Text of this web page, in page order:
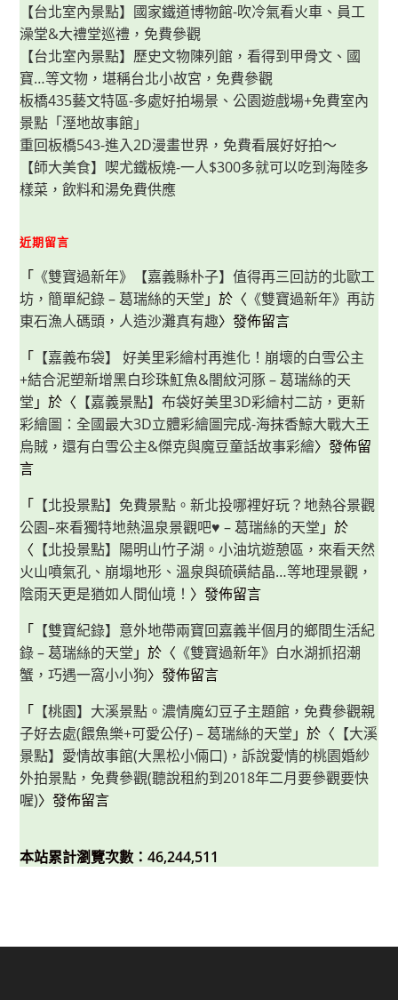
【台北室內景點】國家鐵道博物館-吹冷氣看火車、員工
澡堂&大禮堂巡禮，免費參觀
【台北室內景點】歷史文物陳列館，看得到甲骨文、國
寶…等文物，堪稱台北小故宮，免費參觀
板橋435藝文特區-多處好拍場景、公園遊戲場+免費室內
景點「溼地故事館」
重回板橋543-進入2D漫畫世界，免費看展好好拍～
【師大美食】喫尤鐵板燒-一人$300多就可以吃到海陸多
樣菜，飲料和湯免費供應
近期留言
「 《雙寶過新年》【嘉義縣朴子】值得再三回訪的北歐工
坊，簡單紀錄 – 葛瑞絲的天堂 」於〈 《雙寶過新年》再訪
東石漁人碼頭，人造沙灘真有趣〉發佈留言
「 【嘉義布袋】 好美里彩繪村再進化！崩壞的白雪公主
+結合泥塑新增黑白珍珠魟魚&闇紋河豚 – 葛瑞絲的天
堂 」於〈 【嘉義景點】布袋好美里3D彩繪村二訪，更新
彩繪圖：全國最大3D立體彩繪圖完成-海抹香鯨大戰大王
烏賊，還有白雪公主&傑克與魔豆童話故事彩繪〉發佈留
言
「 【北投景點】免費景點。新北投哪裡好玩？地熱谷景觀
公園–來看獨特地熱溫泉景觀吧♥ – 葛瑞絲的天堂 」於
〈 【北投景點】陽明山竹子湖。小油坑遊憩區，來看天然
火山噴氣孔、崩塌地形、溫泉與硫磺結晶…等地理景觀，
陰雨天更是猶如人間仙境！ 〉發佈留言
「 【雙寶紀錄】意外地帶兩寶回嘉義半個月的鄉間生活紀
錄 – 葛瑞絲的天堂 」於〈 《雙寶過新年》白水湖抓招潮
蟹，巧遇一窩小小狗〉發佈留言
「 【桃園】大溪景點。濃情魔幻豆子主題館，免費參觀親
子好去處(餵魚樂+可愛公仔) – 葛瑞絲的天堂 」於〈 【大溪
景點】愛情故事館(大黑松小倆口)，訴說愛情的桃園婚紗
外拍景點，免費參觀(聽說租約到2018年二月要參觀要快
喔)〉發佈留言
本站累計瀏覽次數：46,244,511